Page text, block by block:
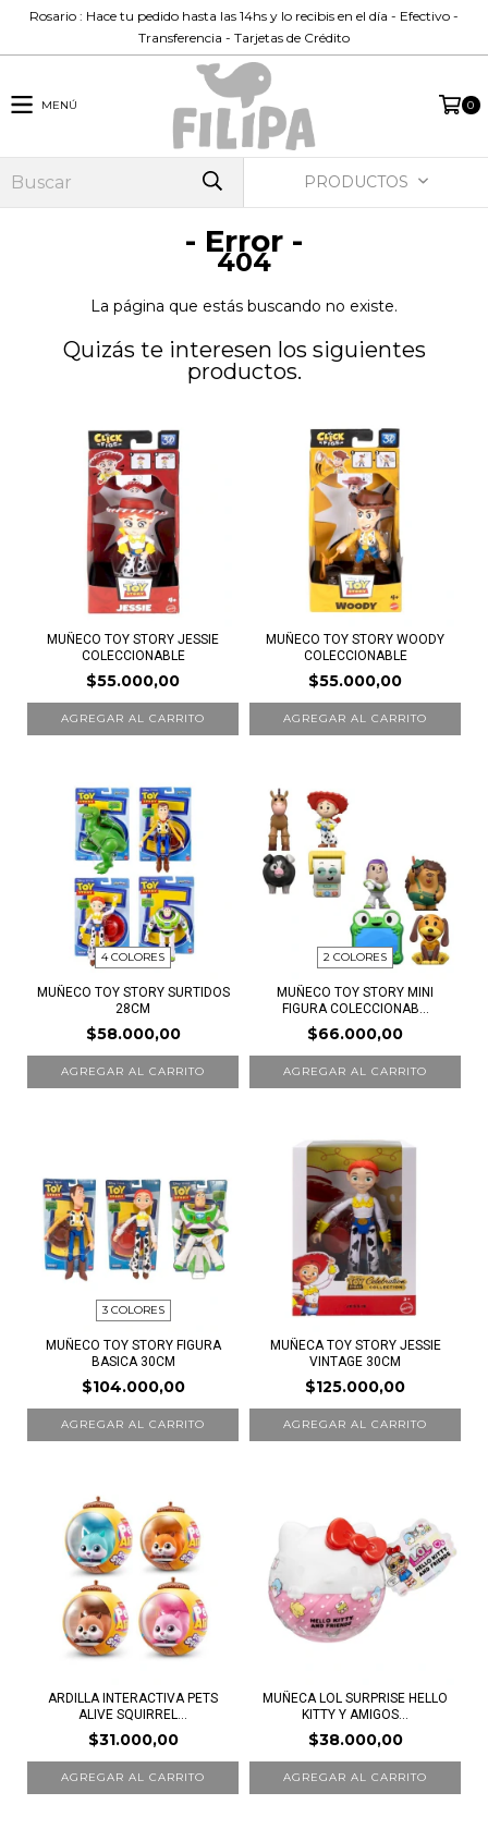
Rosario : Hace tu pedido hasta las 14hs y lo recibis en el día - Efectivo -
Transferencia - Tarjetas de Crédito
MENÚ 0
PRODUCTOS
- Error -
404
La página que estás buscando no existe.
Quizás te interesen los siguientes
productos.
MUÑECO TOY STORY JESSIE
COLECCIONABLE
$55.000,00
MUÑECO TOY STORY WOODY
COLECCIONABLE
$55.000,00
4 COLORES
MUÑECO TOY STORY SURTIDOS
28CM
$58.000,00
AGREGAR AL CARRITO
2 COLORES
MUÑECO TOY STORY MINI
FIGURA COLECCIONAB...
$66.000,00
AGREGAR AL CARRITO
3 COLORES
MUÑECO TOY STORY FIGURA
BASICA 30CM
$104.000,00
AGREGAR AL CARRITO
MUÑECA TOY STORY JESSIE
VINTAGE 30CM
$125.000,00
ARDILLA INTERACTIVA PETS
ALIVE SQUIRREL...
$31.000,00
MUÑECA LOL SURPRISE HELLO
KITTY Y AMIGOS...
$38.000,00